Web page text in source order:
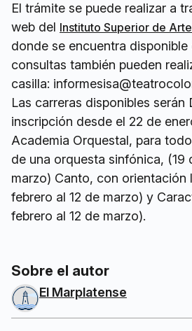
El trámite se puede realizar a
web del Instituto Superior de
donde se encuentra disponible
consultas también pueden
casilla:
Las carreras disponibles
inscripción desde el 22 de
Academia Orquestal, para
de una orquesta sinfónica, (19
marzo) Canto, con orientación
febrero al 12 de marzo) y
febrero al 12 de marzo).
Sobre el autor
El Marplatense